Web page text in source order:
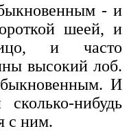
- и
шеей, и
и часто
высокий лоб.
И
нибудь
с ним.